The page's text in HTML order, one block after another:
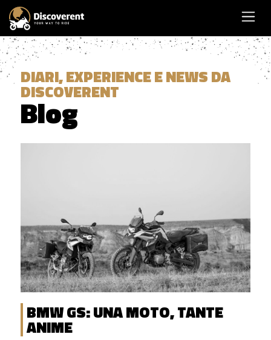
DIARI, EXPERIENCE E NEWS DA
DISCOVERENT
Blog
BMW GS: UNA MOTO, TANTE
ANIME